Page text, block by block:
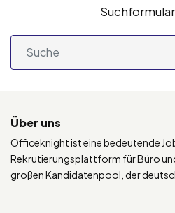
Über uns
Officeknight ist eine bedeutende
Rekrutierungsplattform für Büro
großen Kandidatenpool, der